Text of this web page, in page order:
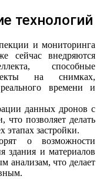
технологий
и мониторинга
сейчас внедряются
способные
на снимках,
времени и
данных дронов с
что позволяет делать
этапах застройки.
о возможности
здания и материалов
анализам, что делает